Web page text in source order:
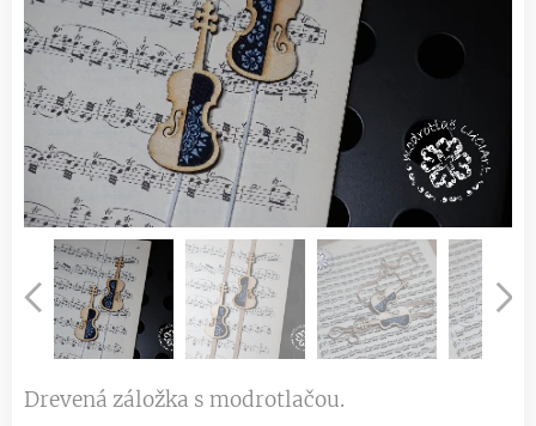
Drevená záložka s modrotlačou.